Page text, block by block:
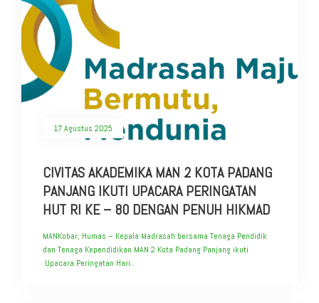
17 Agustus 2025
CIVITAS AKADEMIKA MAN 2 KOTA PADANG
PANJANG IKUTI UPACARA PERINGATAN
HUT RI KE – 80 DENGAN PENUH HIKMAD
MANKobar, Humas – Kepala Madrasah bersama Tenaga Pendidik
dan Tenaga Kependidikan MAN 2 Kota Padang Panjang ikuti
Upacara Peringatan Hari..